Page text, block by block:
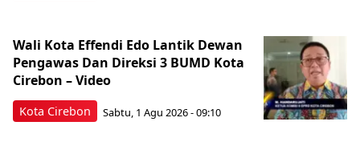
Kota Cirebon
Wali Kota Effendi Edo Lantik Dewan
Pengawas Dan Direksi 3 BUMD Kota
Cirebon – Video
Sabtu, 1 Agu 2026 - 09:10